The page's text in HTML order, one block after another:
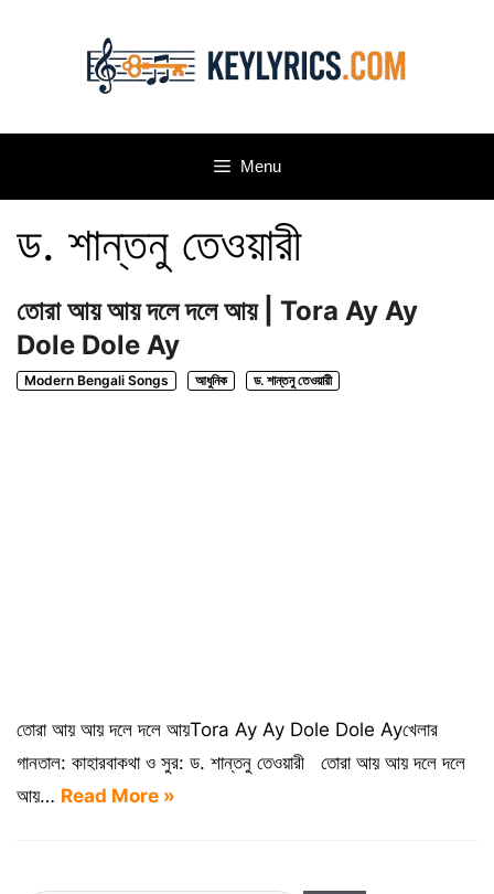
Menu
ড. শান্তনু তেওয়ারী
তোরা আয় আয় দলে দলে আয় | Tora Ay Ay
Dole Dole Ay
Modern Bengali Songs আধুনিক ড. শান্তনু তেওয়ারী
তোরা আয় আয় দলে দলে আয়Tora Ay Ay Dole Dole Ayখেলার
গানতাল: কাহারবাকথা ও সুর: ড. শান্তনু তেওয়ারী তোরা আয় আয় দলে দলে
আয়… Read More »